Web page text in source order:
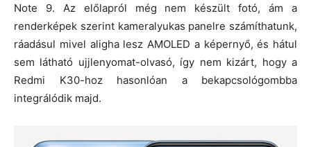
Note 9. Az előlapról még nem készült fotó, ám a
renderképek szerint kameralyukas panelre számíthatunk,
ráadásul mivel aligha lesz AMOLED a képernyő, és hátul
sem látható ujjlenyomat-olvasó, így nem kizárt, hogy a
Redmi K30-hoz hasonlóan a bekapcsológombba
integrálódik majd.